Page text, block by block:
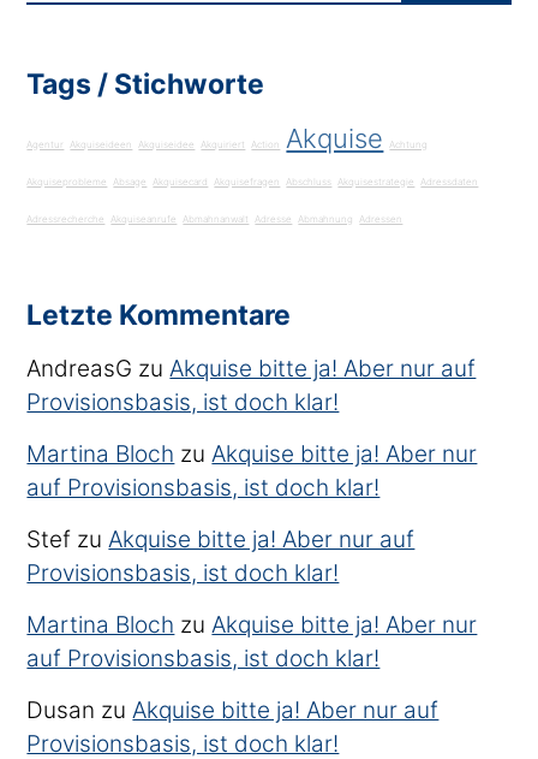
Tags / Stichworte
Agentur Akquiseideen Akquiseidee Akquiriert Action Akquise Achtung
Akquiseprobleme Absage Akquisecard Akquisefragen Abschluss Akquisestrategie Adressdaten
Adressrecherche Akquiseanrufe Abmahnanwalt Adresse Abmahnung Adressen
Letzte Kommentare
AndreasG zuAkquise bitte ja! Aber nur auf
Provisionsbasis, ist doch klar!
Martina Bloch zuAkquise bitte ja! Aber nur
auf Provisionsbasis, ist doch klar!
Stef zuAkquise bitte ja! Aber nur auf
Provisionsbasis, ist doch klar!
Martina Bloch zuAkquise bitte ja! Aber nur
auf Provisionsbasis, ist doch klar!
Dusan zuAkquise bitte ja! Aber nur auf
Provisionsbasis, ist doch klar!